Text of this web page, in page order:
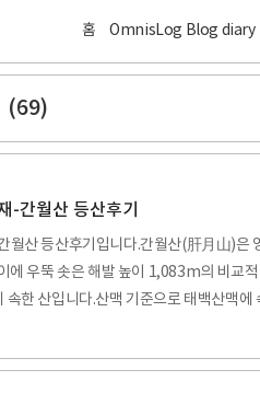
홈 OmnisLog Blog diary
(69)
-간월산 등산후기
월산 등산후기입니다.간월산(肝月山)은
에 우뚝 솟은 해발 높이 1,083m의 비교적
속한 산입니다.산맥 기준으로 태백산맥에
아름다운 경관을 자랑하며 바람도 쉬어가